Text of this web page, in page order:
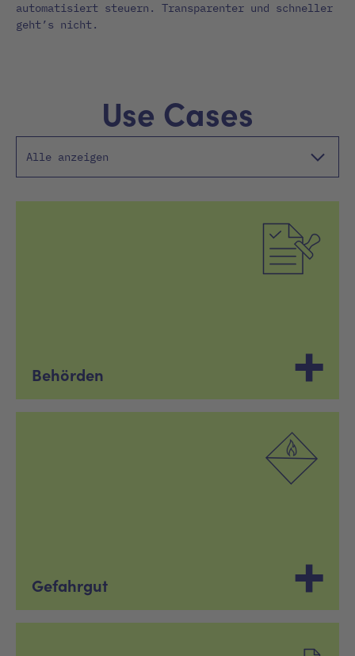
automatisiert steuern. Transparenter und schneller
geht’s nicht.
Use Cases
Alle anzeigen
Behörden
Gefahrgut